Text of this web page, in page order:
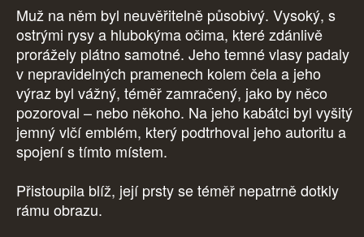
Muž na něm byl neuvěřitelně působivý. Vysoký, s
ostrými rysy a hlubokýma očima, které zdánlivě
prorážely plátno samotné. Jeho temné vlasy padaly
v nepravidelných pramenech kolem čela a jeho
výraz byl vážný, téměř zamračený, jako by něco
pozoroval – nebo někoho. Na jeho kabátci byl vyšitý
jemný vlčí emblém, který podtrhoval jeho autoritu a
spojení s tímto místem.
Přistoupila blíž, její prsty se téměř nepatrně dotkly
rámu obrazu.